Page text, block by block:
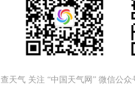
查天气 关注 “中国天气网” 微信公众